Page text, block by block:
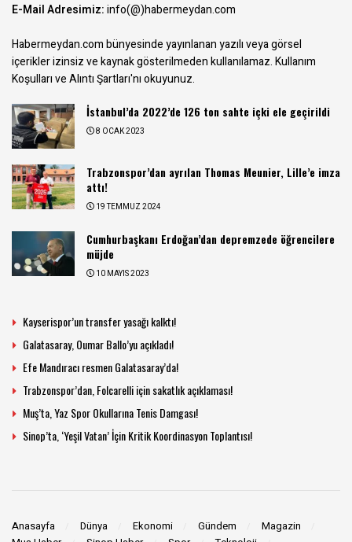
E-Mail Adresimiz:info(@)habermeydan.com
Habermeydan.com bünyesinde yayınlanan yazılı veya görsel
içerikler izinsiz ve kaynak gösterilmeden kullanılamaz.Kullanım
Koşulları ve Alıntı Şartları'nı okuyunuz.
İstanbul’da 2022’de 126 ton sahte içki ele geçirildi
8 OCAK 2023
Trabzonspor’dan ayrılan Thomas Meunier, Lille’e imza
attı!
19 TEMMUZ 2024
Cumhurbaşkanı Erdoğan’dan depremzede öğrencilere
müjde
10 MAYIS 2023
Kayserispor’un transfer yasağı kalktı!
Galatasaray, Oumar Ballo’yu açıkladı!
Efe Mandıracı resmen Galatasaray’da!
Trabzonspor’dan, Folcarelli için sakatlık açıklaması!
Muş’ta, Yaz Spor Okullarına Tenis Damgası!
Sinop’ta, ‘Yeşil Vatan’ İçin Kritik Koordinasyon Toplantısı!
Anasayfa Dünya Ekonomi Gündem
Magazin